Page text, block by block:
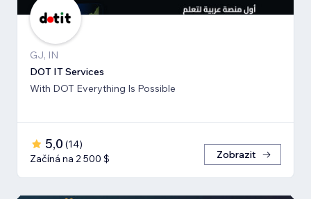
GJ, IN
DOT IT Services
With DOT Everything Is Possible
5,0 (14)
Začíná na 2 500 $
Zobrazit